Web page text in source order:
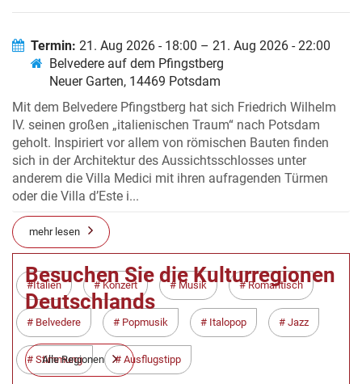
Termin: 21. Aug 2026 - 18:00 – 21. Aug 2026 - 22:00
Belvedere auf dem Pfingstberg
Neuer Garten, 14469 Potsdam
Mit dem Belvedere Pfingstberg hat sich Friedrich Wilhelm
IV. seinen großen „italienischen Traum“ nach Potsdam
geholt. Inspiriert vor allem von römischen Bauten finden
sich in der Architektur des Aussichtsschlosses unter
anderem die Villa Medici mit ihren aufragenden Türmen
oder die Villa d’Este i...
mehr lesen
Italien Konzert Musik Romantisch
Belvedere Popmusik Italopop Jazz
Stimmung Ausflugstipp
Besuchen Sie die Kulturregionen
Deutschlands
Alle Regionen